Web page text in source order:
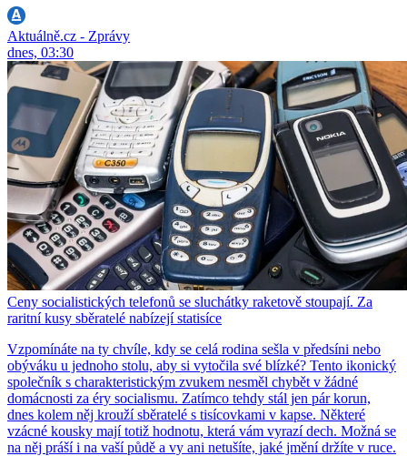
Aktuálně.cz - Zprávy
dnes, 03:30
Ceny socialistických telefonů se sluchátky raketově stoupají. Za
raritní kusy sběratelé nabízejí statisíce
Vzpomínáte na ty chvíle, kdy se celá rodina sešla v předsíni nebo
obýváku u jednoho stolu, aby si vytočila své blízké? Tento ikonický
společník s charakteristickým zvukem nesměl chybět v žádné
domácnosti za éry socialismu. Zatímco tehdy stál jen pár korun,
dnes kolem něj krouží sběratelé s tisícovkami v kapse. Některé
vzácné kousky mají totiž hodnotu, která vám vyrazí dech. Možná se
na něj práší i na vaší půdě a vy ani netušíte, jaké jmění držíte v ruce.